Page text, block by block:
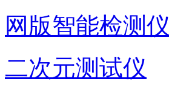
网版智能检测仪
二次元测试仪